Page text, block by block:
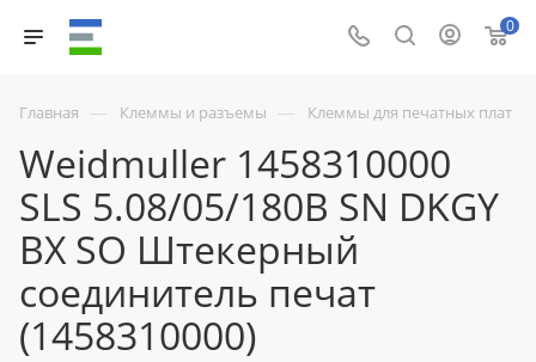
0
Главная — Клеммы и разъемы — Клеммы для печатных плат
Weidmuller 1458310000
SLS 5.08/05/180B SN DKGY
BX SO Штекерный
соединитель печат
(1458310000)